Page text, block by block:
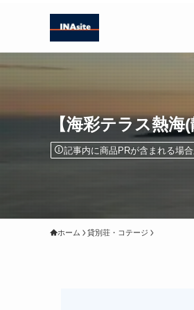
【海彩テラス熱海
記事内に商品PRが含まれる場
ホーム 貸別荘・コテージ